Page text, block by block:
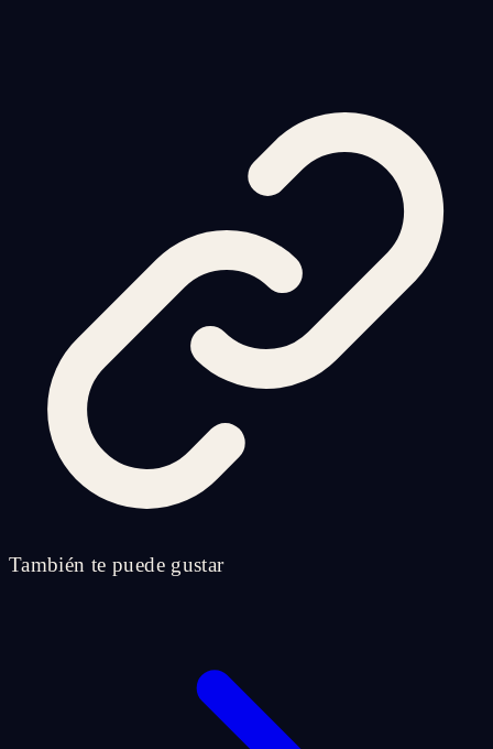
También te puede gustar